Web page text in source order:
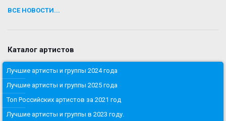
ВСЕ НОВОСТИ...
Каталог артистов
Лучшие артисты и группы 2024 года
Лучшие артисты и группы 2025 года
Топ Российских артистов за 2021 год
Лучшие артисты и группы в 2023 году.